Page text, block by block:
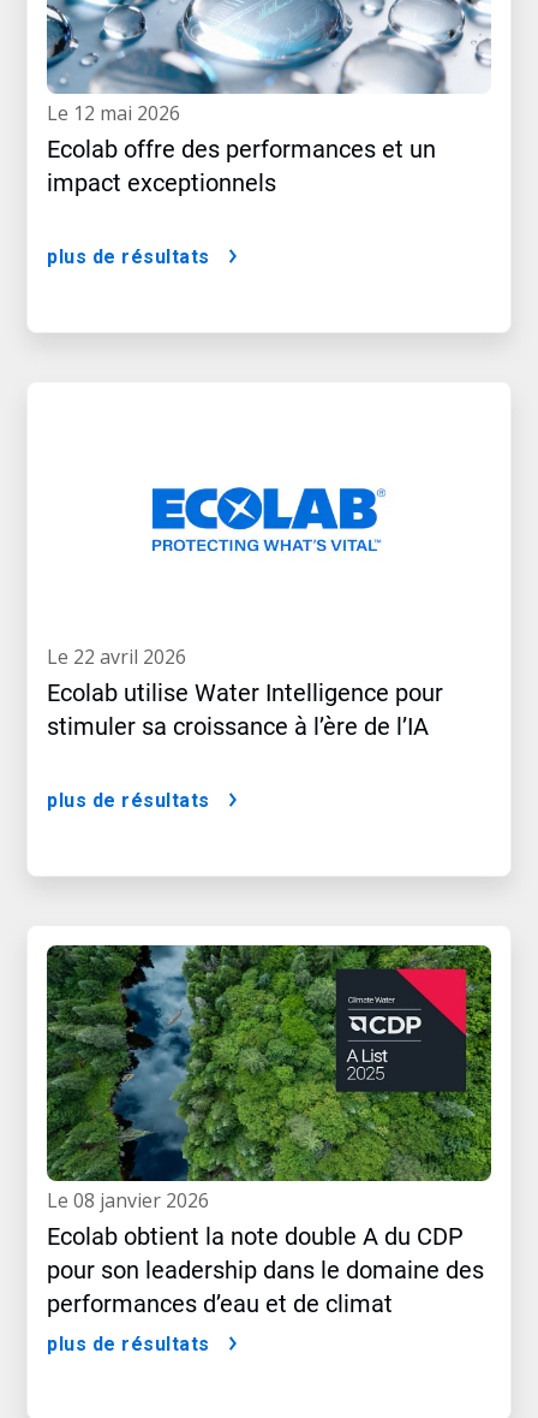
le 12 mai 2026
Ecolab offre des performances et un
impact exceptionnels
plus de résultats
le 22 avril 2026
Ecolab utilise Water Intelligence pour
stimuler sa croissance à l’ère de l’IA
plus de résultats
le 08 janvier 2026
Ecolab obtient la note double A du CDP
pour son leadership dans le domaine des
performances d’eau et de climat
plus de résultats